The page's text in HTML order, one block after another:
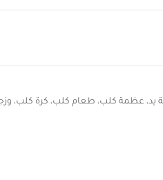
يد، عظمة كلب، طعام كلب، كرة كلب،